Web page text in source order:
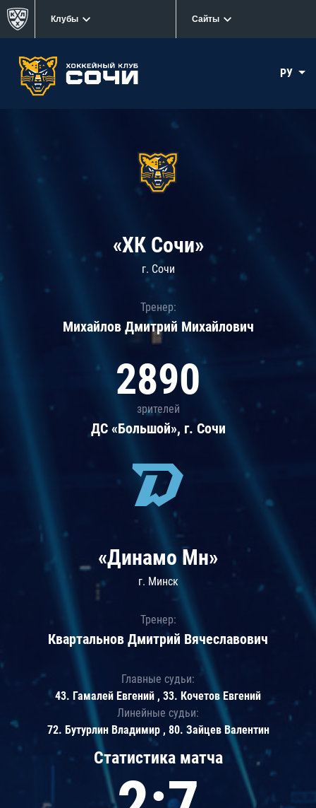
Клубы Сайты
РУ
«ХК Сочи»
г. Сочи
Тренер:
Михайлов Дмитрий Михайлович
2890
зрителей
ДС «Большой», г. Сочи
Статистика матча
«Динамо Мн»
г. Минск
Тренер:
Квартальнов Дмитрий Вячеславович
Главные судьи:
43. Гамалей Евгений , 33. Кочетов Евгений
Линейные судьи:
72. Бутурлин Владимир , 80. Зайцев Валентин